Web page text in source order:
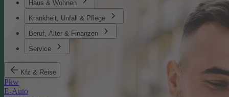
Haus & Wohnen
Krankheit, Unfall & Pflege
Beruf, Alter & Finanzen
Service
Kfz & Reise
Pkw
E-Auto